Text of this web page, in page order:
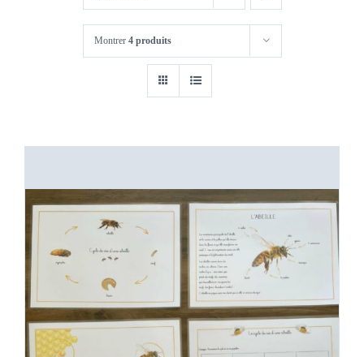
Apprentissage de la lecture
Rechercher:
Bag 0
Mon compte
Montrer 4 produits